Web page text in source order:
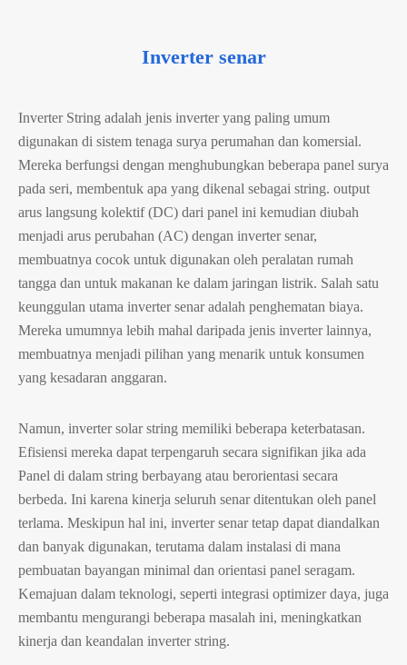
Inverter senar
Inverter String adalah jenis inverter yang paling umum
digunakan di sistem tenaga surya perumahan dan komersial.
Mereka berfungsi dengan menghubungkan beberapa panel surya
pada seri, membentuk apa yang dikenal sebagai string. output
arus langsung kolektif (DC) dari panel ini kemudian diubah
menjadi arus perubahan (AC) dengan inverter senar,
membuatnya cocok untuk digunakan oleh peralatan rumah
tangga dan untuk makanan ke dalam jaringan listrik. Salah satu
keunggulan utama inverter senar adalah penghematan biaya.
Mereka umumnya lebih mahal daripada jenis inverter lainnya,
membuatnya menjadi pilihan yang menarik untuk konsumen
yang kesadaran anggaran.
Namun, inverter solar string memiliki beberapa keterbatasan.
Efisiensi mereka dapat terpengaruh secara signifikan jika ada
Panel di dalam string berbayang atau berorientasi secara
berbeda. Ini karena kinerja seluruh senar ditentukan oleh panel
terlama. Meskipun hal ini, inverter senar tetap dapat diandalkan
dan banyak digunakan, terutama dalam instalasi di mana
pembuatan bayangan minimal dan orientasi panel seragam.
Kemajuan dalam teknologi, seperti integrasi optimizer daya, juga
membantu mengurangi beberapa masalah ini, meningkatkan
kinerja dan keandalan inverter string.